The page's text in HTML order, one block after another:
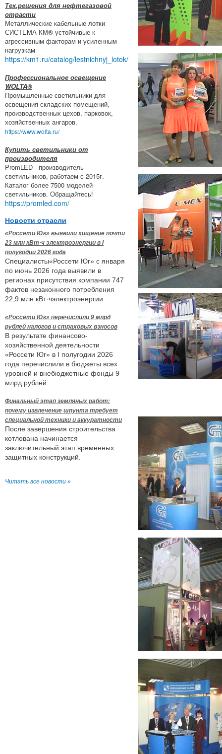
Тех.решения для нефтегазовой
отрасти
Металлические кабельные лотки
СИСТЕМА КМ® устойчивые к
агрессивным факторам и усиленным
нагрузкам
https://km1.ru/catalog/lestnichnyj_lotok/
Профессиональное освещение
WOLTA®
Промышленные светильники для
освещения складских помещений,
производственных цехов, парковок,
хозяйственных ангаров.
https://www.wolta.ru/
Купить светильники от
производителя
PromLED - производитель
светильников, работаем с 2015г.
Каталог более 7500 моделей
светильников. Обращайтесь!
https://promled.com/
Новости отрасли
«Россети Юг» выявили хищение почти
23 млн кВт·ч электроэнергии в I
полугодии 2026 года
Специалисты«Россети Юг» с января
по июнь 2026 года выявили в
регионах присутствия компании 747
фактов незаконного потребления
22,9 млн кВт·чэлектроэнергии.
«Россети Юг» перечислили 9 млрд
рублей налогов и страховых взносов
В результате финансово-
хозяйственной деятельности
«Россети Юг» в I полугодии 2026
года перечислили в бюджеты всех
уровней и внебюджетные фонды 9
млрд рублей.
Финальный этап земляных работ:
почему извлечение шпунта требует
специальной техники и аккуратности
После завершения строительства
котлована начинается
заключительный этап временных
защитных конструкций.
Читать все новости »